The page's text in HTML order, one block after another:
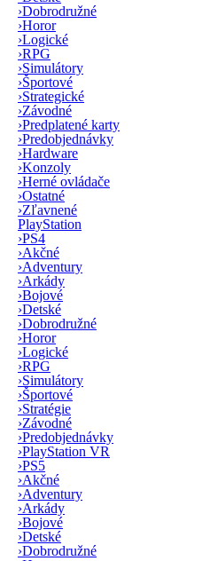
›Dobrodružné
›Horor
›Logické
›RPG
›Simulátory
›Športové
›Strategické
›Závodné
›Predplatené karty
›Predobjednávky
›Hardware
›Konzoly
›Herné ovládače
›Ostatné
›Zľavnené
PlayStation
›PS4
›Akčné
›Adventury
›Arkády
›Bojové
›Detské
›Dobrodružné
›Horor
›Logické
›RPG
›Simulátory
›Športové
›Stratégie
›Závodné
›Predobjednávky
›PlayStation VR
›PS5
›Akčné
›Adventury
›Arkády
›Bojové
›Detské
›Dobrodružné